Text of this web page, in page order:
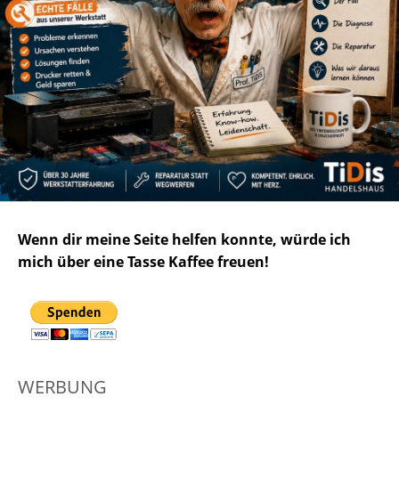
Wenn dir meine Seite helfen konnte, würde ich
mich über eine Tasse Kaffee freuen!
WERBUNG